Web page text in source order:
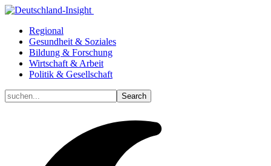
Regional
Gesundheit & Soziales
Bildung & Forschung
Wirtschaft & Arbeit
Politik & Gesellschaft